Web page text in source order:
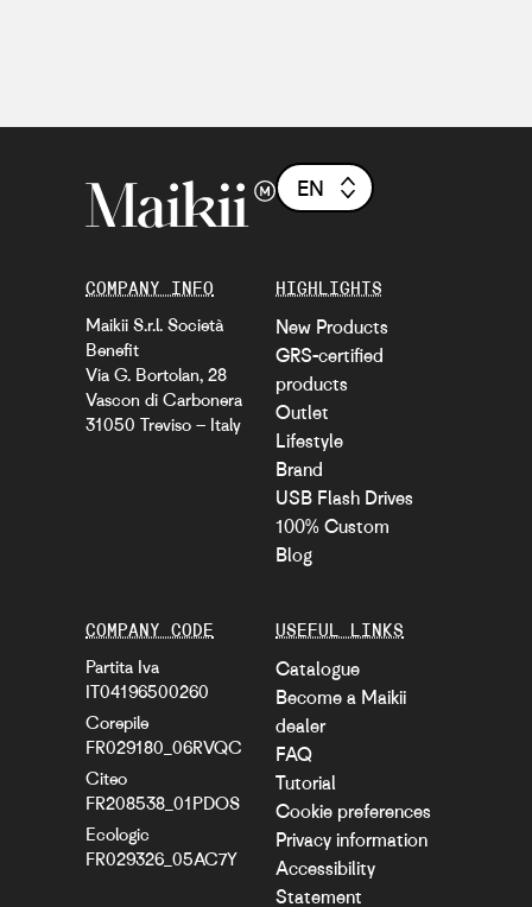
COMPANY INFO
Maikii S.r.l. Società
Benefit
Via G. Bortolan, 28
Vascon di Carbonera
31050 Treviso – Italy
HIGHLIGHTS
New Products
GRS-certified
products
Outlet
Lifestyle
Brand
USB Flash Drives
100% Custom
Blog
USEFUL LINKS
Catalogue
Become a Maikii
dealer
FAQ
Tutorial
Cookie preferences
Privacy information
Accessibility
Statement
COMPANY CODE
Partita Iva
IT04196500260
Corepile
FR029180_06RVQC
Citeo
FR208538_01PDOS
Ecologic
FR029326_05AC7Y
EN